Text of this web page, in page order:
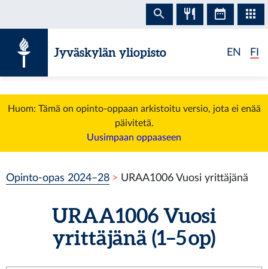
Jyväskylän yliopisto EN FI
Huom: Tämä on opinto-oppaan arkistoitu versio, jota ei enää
päivitetä.
Uusimpaan oppaaseen
Opinto-opas 2024–28 URAA1006 Vuosi yrittäjänä
URAA1006 Vuosi
yrittäjänä (1–5 op)